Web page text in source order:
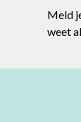
Meld
weet